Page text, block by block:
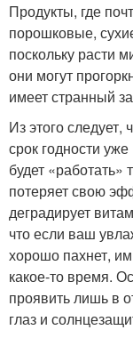
Продукты, где
порошковые,
поскольку расти
они могут
имеет странный
Из этого следует,
срок годности
будет «работать»
потеряет свою
деградирует
что если ваш
хорошо пахнет,
какое-то время.
проявить лишь в
глаз и